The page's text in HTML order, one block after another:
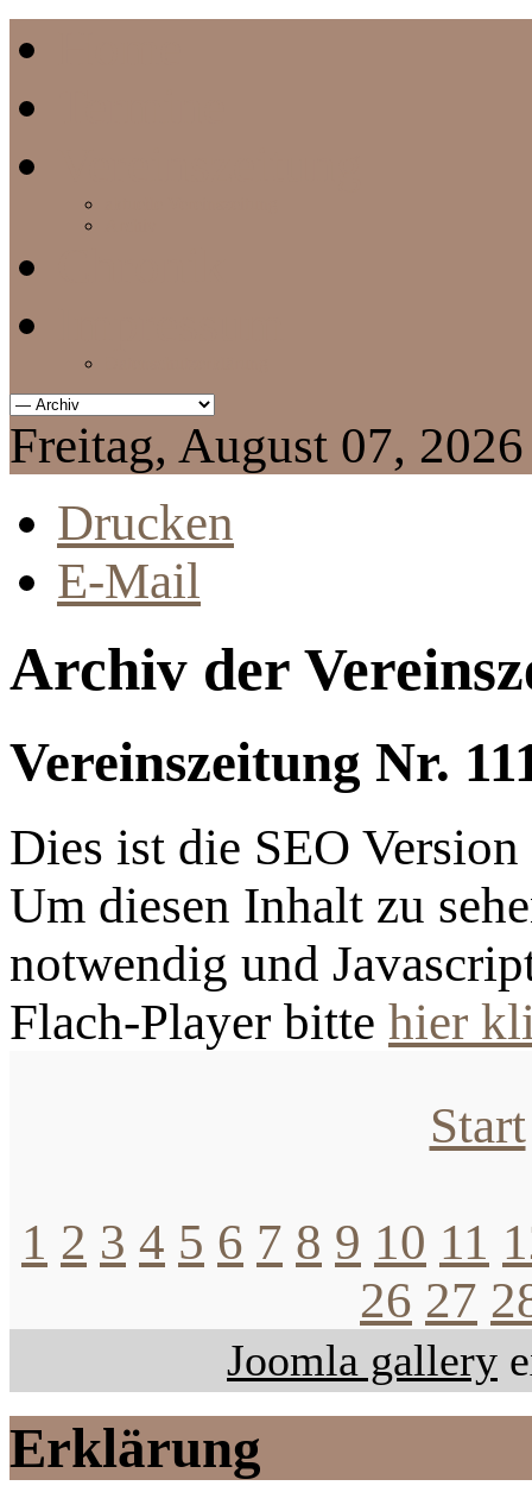
Freitag, August 07, 2026
Drucken
E-Mail
Archiv der
Vereinszeitung Nr.
Dies ist die SEO
Um diesen Inhalt zu
notwendig und
Flach-Player bitte hier
Start
1 2 3 4 5 6 7 8 9 10 11
26 27
Joomla gallery
Erklärung